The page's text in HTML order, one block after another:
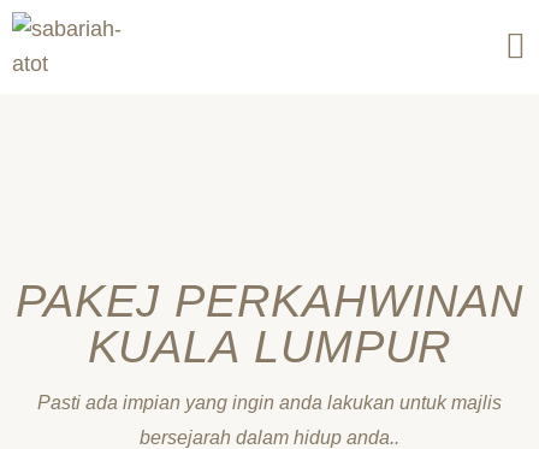
Skip
PAKEJ PERKAHWINAN
KUALA LUMPUR
Pasti ada impian yang ingin anda lakukan untuk majlis
bersejarah dalam hidup anda..